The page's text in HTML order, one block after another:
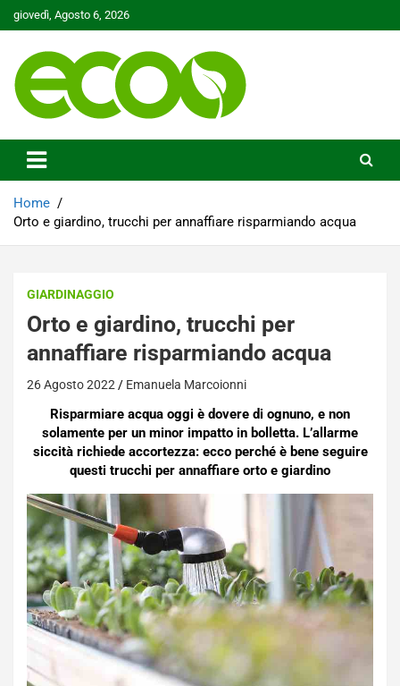
Skip
to
giovedì, Agosto 6, 2026
Ecoo.it
Home
Orto e giardino, trucchi per annaffiare risparmiando acqua
GIARDINAGGIO
Orto e giardino, trucchi per
annaffiare risparmiando acqua
26 Agosto 2022 Emanuela Marcoionni
Risparmiare acqua oggi è dovere di ognuno, e non
solamente per un minor impatto in bolletta. L’allarme
siccità richiede accortezza: ecco perché è bene seguire
questi trucchi per annaffiare orto e giardino